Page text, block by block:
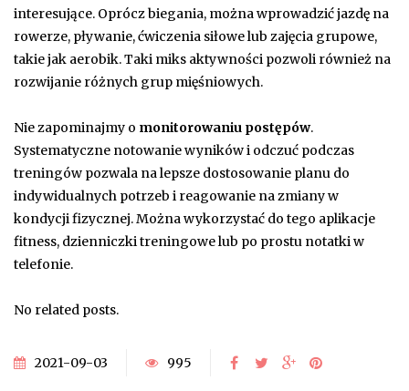
interesujące. Oprócz biegania, można wprowadzić jazdę na
rowerze, pływanie, ćwiczenia siłowe lub zajęcia grupowe,
takie jak aerobik. Taki miks aktywności pozwoli również na
rozwijanie różnych grup mięśniowych.
Nie zapominajmy o monitorowaniu postępów.
Systematyczne notowanie wyników i odczuć podczas
treningów pozwala na lepsze dostosowanie planu do
indywidualnych potrzeb i reagowanie na zmiany w
kondycji fizycznej. Można wykorzystać do tego aplikacje
fitness, dzienniczki treningowe lub po prostu notatki w
telefonie.
No related posts.
2021-09-03 995